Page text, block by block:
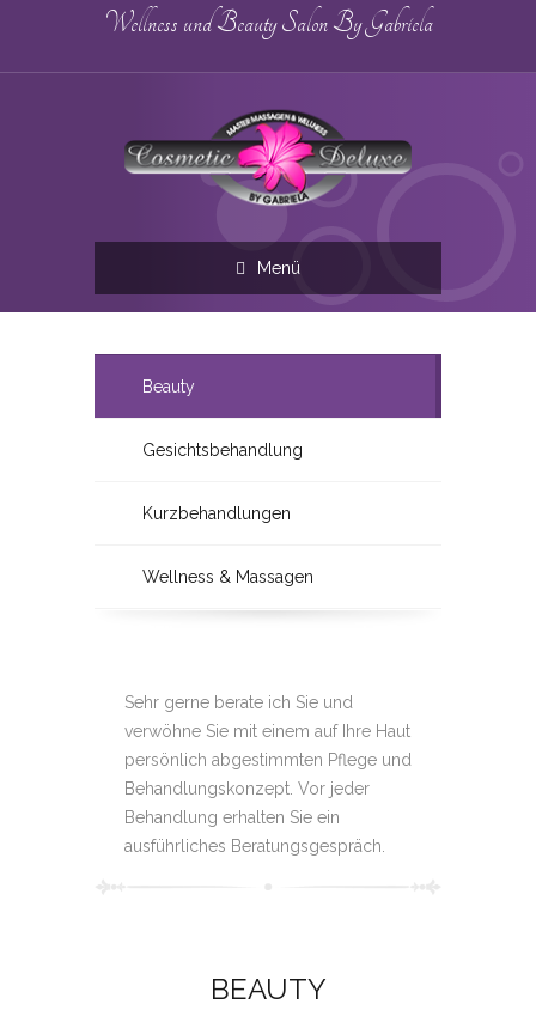
Wellness und Beauty Salon By Gabriela
Menü
Beauty
Gesichtsbehandlung
Kurzbehandlungen
Wellness & Massagen
Sehr gerne berate ich Sie und
verwöhne Sie mit einem auf Ihre Haut
persönlich abgestimmten Pflege und
Behandlungskonzept. Vor jeder
Behandlung erhalten Sie ein
ausführliches Beratungsgespräch.
BEAUTY